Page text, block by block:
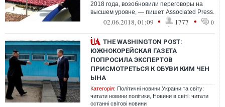
2018 года, возобновили переговоры на
высшем уровне, — пишет Associated Press.
02.06.2018, 01:09 • 1777 • 0
THE WASHINGTON POST:
ЮЖНОКОРЕЙСКАЯ ГАЗЕТА
ПОПРОСИЛА ЭКСПЕРТОВ
ПРИСМОТРЕТЬСЯ К ОБУВИ КИМ ЧЕН
ЫНА
Категорія: Політичні новини України та світу:
читати новини політики Новини в світі: читати
останні світові новини